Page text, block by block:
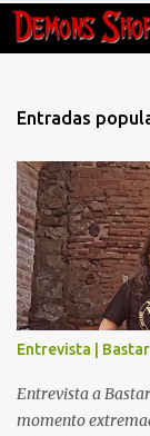
t
i
o
s
Entradas
Entrevista |
Entrevista a
momento